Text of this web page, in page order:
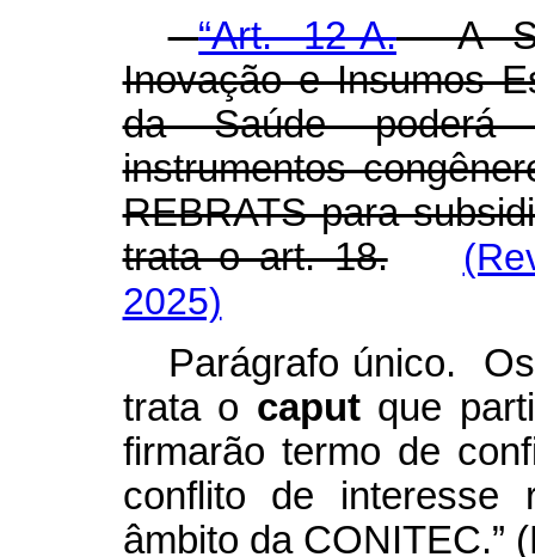
“Art. 12-A.A
Inovação e Insumos
da Saúde poderá
instrumentos
REBRATS para
trata o art. 18.
2025)
Parágrafo único.
trata o caputque
firmarão termo de
conflito de interesse
âmbito da CONITEC.”